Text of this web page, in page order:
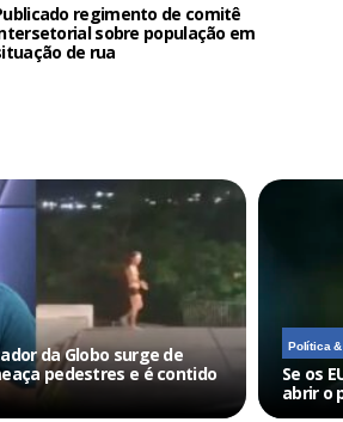
regimento de comitê
sobre população em
de rua
da Globo surge de
pedestres e é contido
Política
Se os
abrir o